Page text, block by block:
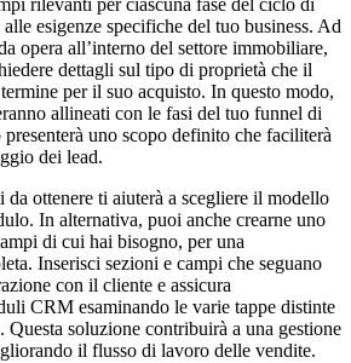
rilevanti per ciascuna fase del ciclo di
esigenze specifiche del tuo business. Ad
opera all’interno del settore immobiliare,
dettagli sul tipo di proprietà che il
per il suo acquisto. In questo modo,
allineati con le fasi del tuo funnel di
uno scopo definito che faciliterà
dei lead.
da ottenere ti aiuterà a scegliere il modello
In alternativa, puoi anche crearne uno
di cui hai bisogno, per una
Inserisci sezioni e campi che seguano
con il cliente e assicura
CRM esaminando le varie tappe distinte
soluzione contribuirà a una gestione
il flusso di lavoro delle vendite.